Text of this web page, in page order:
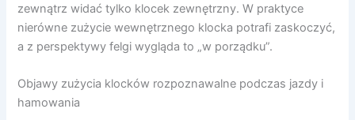
zewnątrz widać tylko klocek zewnętrzny. W praktyce
nierówne zużycie wewnętrznego klocka potrafi zaskoczyć,
a z perspektywy felgi wygląda to „w porządku”.
Objawy zużycia klocków rozpoznawalne podczas jazdy i
hamowania